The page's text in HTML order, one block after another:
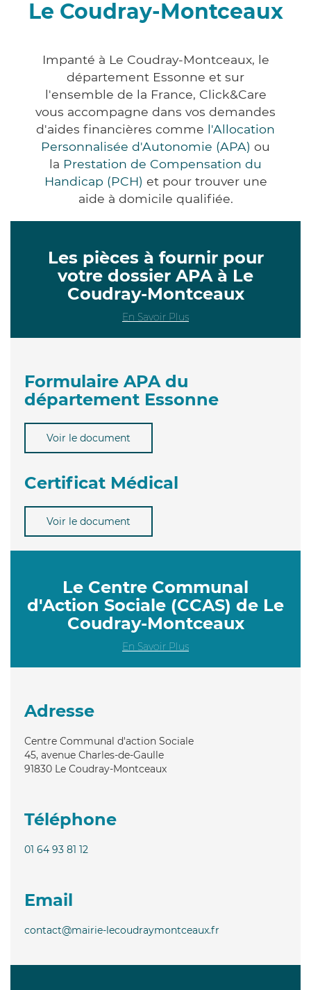
Le Coudray-Montceaux
Impanté à Le Coudray-Montceaux, le
département Essonne et sur
l'ensemble de la France, Click&Care
vous accompagne dans vos demandes
d'aides financières comme l'Allocation
Personnalisée d'Autonomie (APA) ou
la Prestation de Compensation du
Handicap (PCH) et pour trouver une
aide à domicile qualifiée.
Les pièces à fournir pour
votre dossier APA à Le
Coudray-Montceaux
En Savoir Plus
Formulaire APA du
département Essonne
Voir le document
Certificat Médical
Voir le document
Le Centre Communal
d'Action Sociale (CCAS) de Le
Coudray-Montceaux
En Savoir Plus
Adresse
Centre Communal d'action Sociale
45, avenue Charles-de-Gaulle
91830 Le Coudray-Montceaux
Téléphone
01 64 93 81 12
Email
contact@mairie-lecoudraymontceaux.fr